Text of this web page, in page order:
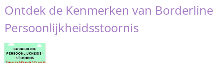
Ontdek de Kenmerken van Borderline
Persoonlijkheidsstoornis